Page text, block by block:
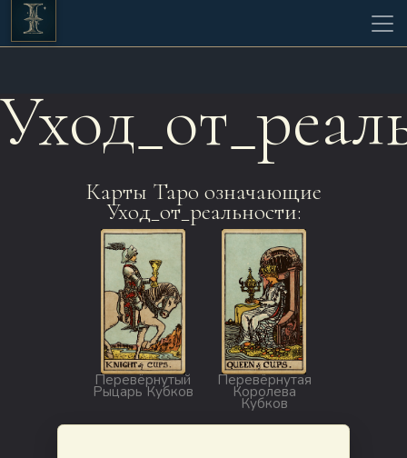
Карты Таро означающие
Уход_от_реальности:
Перевёрнутый
Рыцарь Кубков
Перевёрнутая
Королева
Кубков